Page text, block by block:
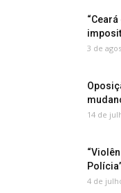
3 de
14 de
4 de